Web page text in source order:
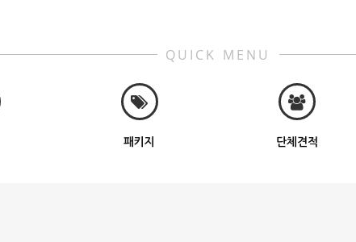
QUICK MENU
패키지 단체견적